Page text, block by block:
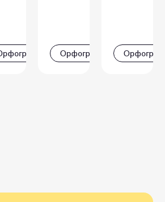
Орфография